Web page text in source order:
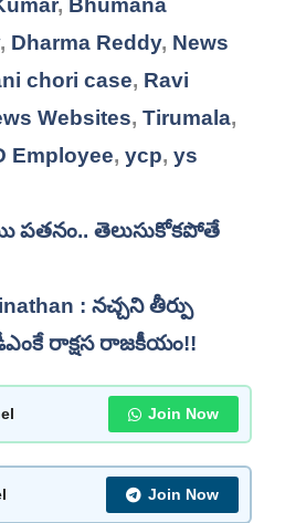
, Bhumana
, Dharma Reddy, News
chori case, Ravi
Websites, Tirumala,
Employee, ycp, ys
పతనం.. తెలుసుకోకపోతే
: నచ్చని తీర్పు
రాక్షస రాజకీయం!!
Join Now
Join Now